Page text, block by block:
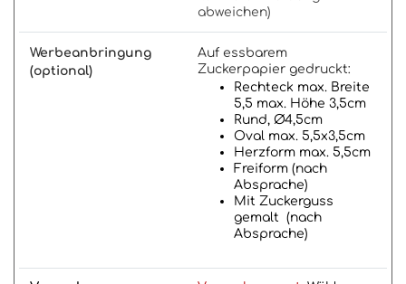
abweichen)
Werbeanbringung
(optional)
Auf essbarem
Zuckerpapier gedruckt:
Rechteck max. Breite
5,5 max. Höhe 3,5cm
Rund, Ø4,5cm
Oval max. 5,5x3,5cm
Herzform max. 5,5cm
Freiform (nach
Absprache)
Mit Zuckerguss
gemalt (nach
Absprache)